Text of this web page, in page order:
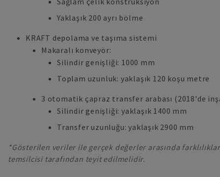
Yaklaşık 200 ayrı bölme
KRAFT depolama ve taşıma sistemi
Makaralı konveyör:
Silindir genişliği: 1000 mm
Toplam uzunluk: yaklaşık 120 koşu metre
3 otomatik çapraz transfer arabası (2018'de
Silindir genişliği: yaklaşık 1400 mm
Transfer uzunluğu: yaklaşık 2900 mm
*Gösterilen veriler ile gerçek değerler arasında
temsilcisi tarafından teyit edilmelidir.